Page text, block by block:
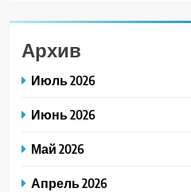
Архив
Июль 2026
Июнь 2026
Май 2026
Апрель 2026